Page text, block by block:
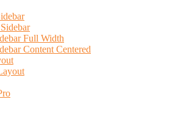
Full Width
Content Centered